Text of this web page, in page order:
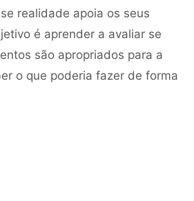
realidade apoia os seus
é aprender a avaliar se
são apropriados para a
o que poderia fazer de forma